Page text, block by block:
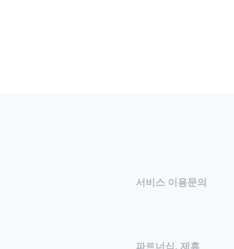
서비스 이용문의
파트너십, 제휴